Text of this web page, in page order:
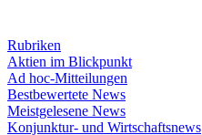
Rubriken
Aktien im Blickpunkt
Ad hoc-Mitteilungen
Bestbewertete News
Meistgelesene News
Konjunktur- und Wirtschaftsnews